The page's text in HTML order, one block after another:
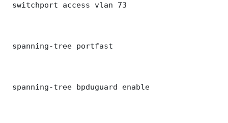
switchport access vlan 73
spanning-tree portfast
spanning-tree bpduguard enable